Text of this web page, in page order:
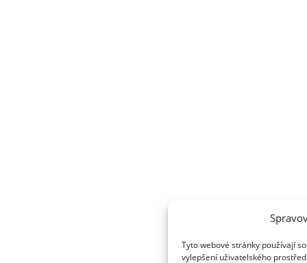
Tyto webové stránky používají
vylepšení uživatelského